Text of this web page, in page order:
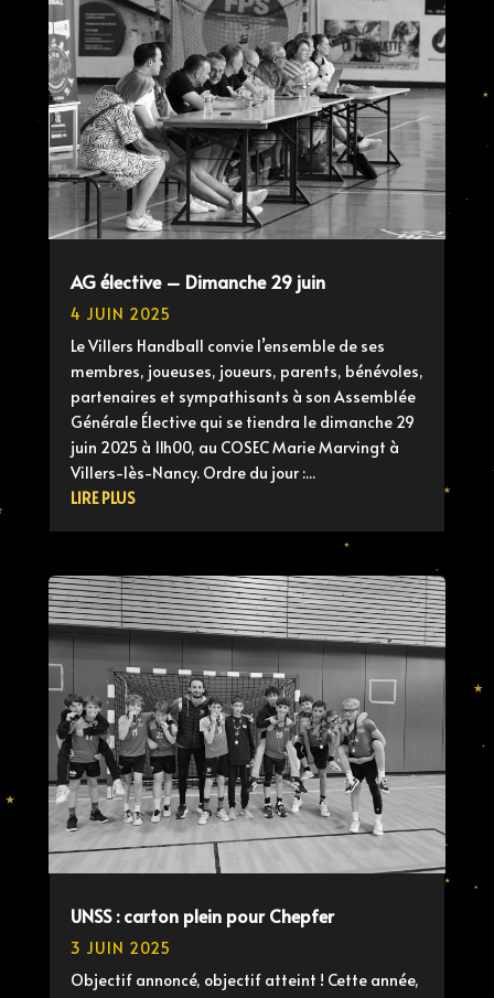
AG élective – Dimanche 29 juin
4 JUIN 2025
Le Villers Handball convie l’ensemble de ses
membres, joueuses, joueurs, parents, bénévoles,
partenaires et sympathisants à son Assemblée
Générale Élective qui se tiendra le dimanche 29
juin 2025 à 11h00, au COSEC Marie Marvingt à
Villers-lès-Nancy. Ordre du jour :...
LIRE PLUS
UNSS : carton plein pour Chepfer
3 JUIN 2025
Objectif annoncé, objectif atteint ! Cette année,